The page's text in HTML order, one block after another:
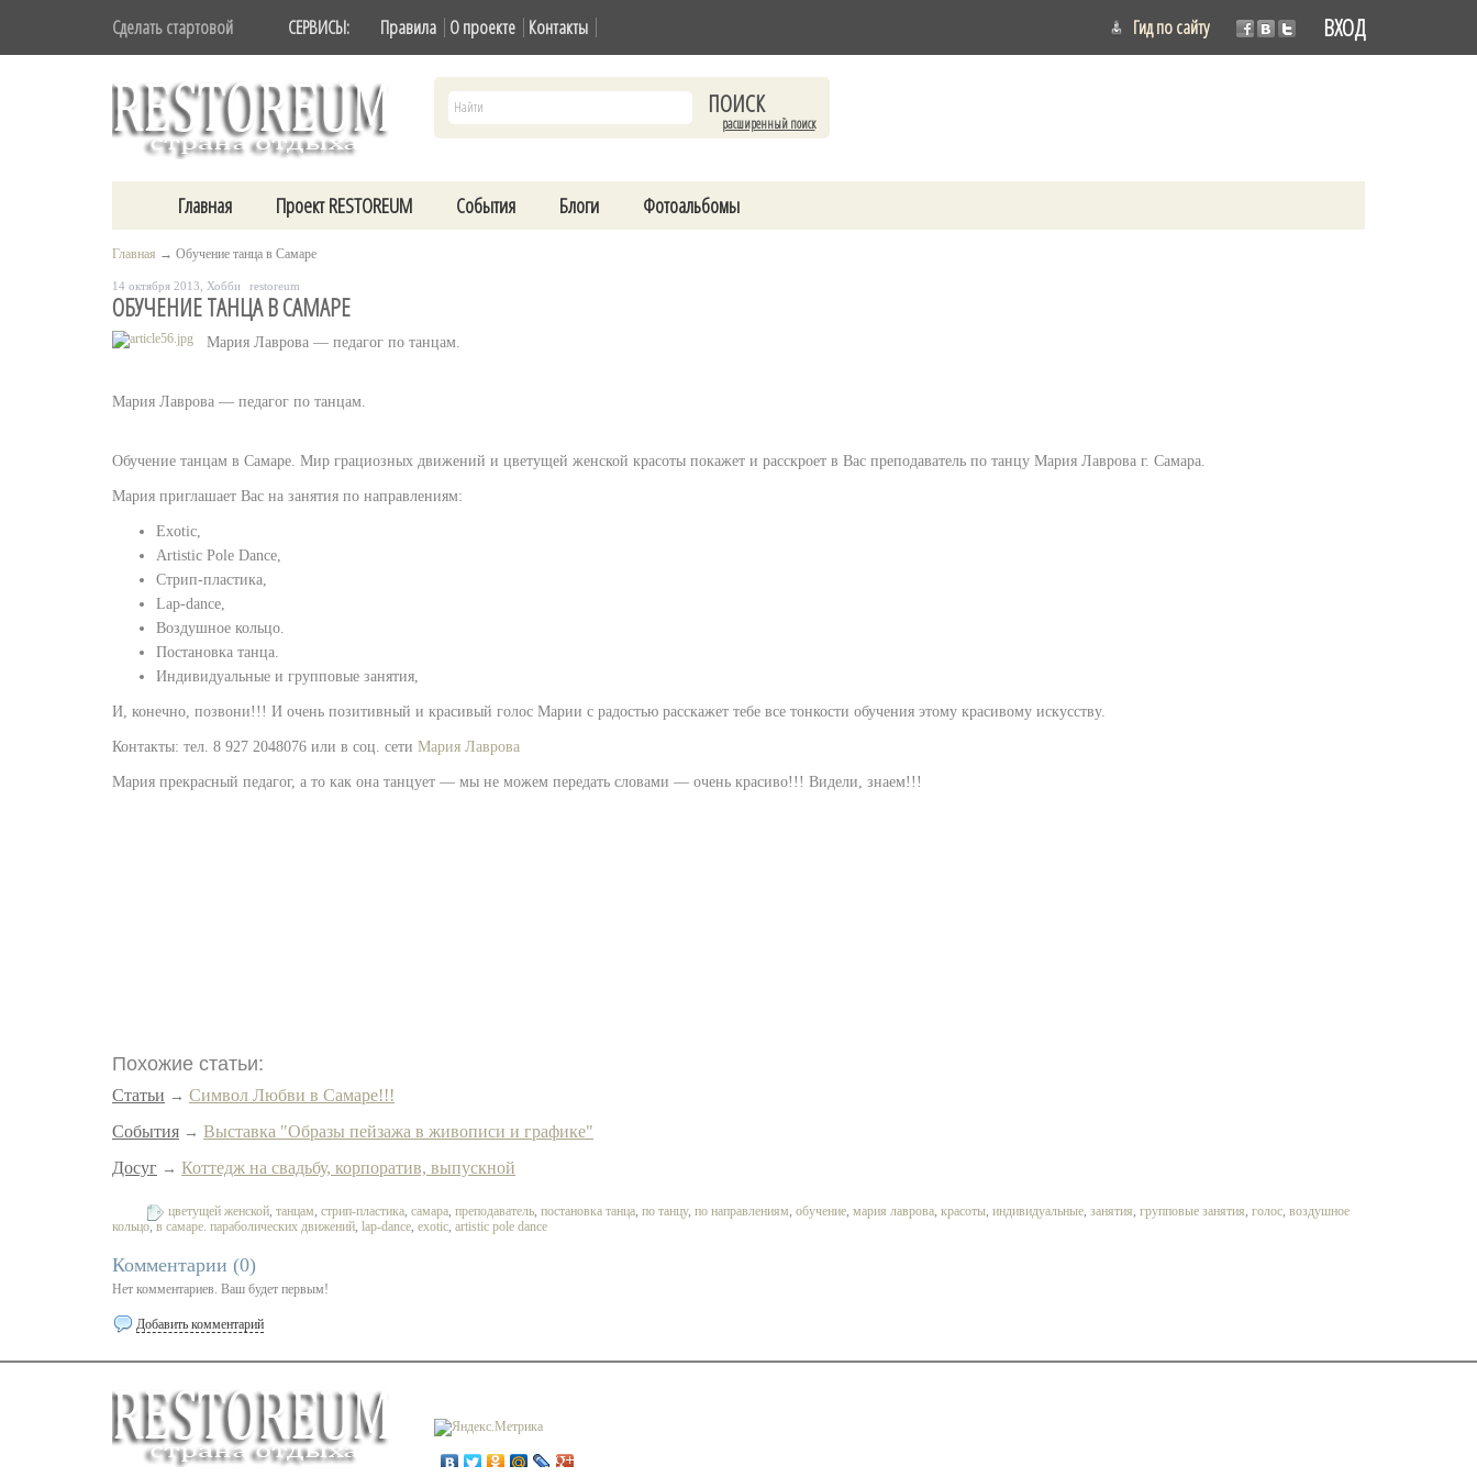
Сделать стартовой ВХОД
Гид по сайту
СЕРВИСЫ: Правила О проекте Контакты
расширенный поиск
Главная Проект RESTOREUM События Блоги Фотоальбомы
Главная → Обучение танца в Самаре
14 октября 2013, Хобби restoreum
ОБУЧЕНИЕ ТАНЦА В САМАРЕ
Мария Лаврова — педагог по танцам.
Мария Лаврова — педагог по танцам.
Обучение танцам в Самаре. Мир грациозных движений и цветущей женской красоты покажет и расскроет в Вас преподаватель по танцу Мария Лаврова г. Самара.
Мария приглашает Вас на занятия по направлениям:
Exotic,
Artistic Pole Dance,
Стрип-пластика,
Lap-dance,
Воздушное кольцо.
Постановка танца.
Индивидуальные и групповые занятия,
И, конечно, позвони!!! И очень позитивный и красивый голос Марии с радостью расскажет тебе все тонкости обучения этому красивому искусству.
Контакты: тел. 8 927 2048076 или в соц. сети Мария Лаврова
Мария прекрасный педагог, а то как она танцует — мы не можем передать словами — очень красиво!!! Видели, знаем!!!
Похожие статьи:
Статьи → Символ Любви в Самаре!!!
События → Выставка "Образы пейзажа в живописи и графике"
Досуг → Коттедж на свадьбу, корпоратив, выпускной
цветущей женской,танцам,стрип-пластика,самара,преподаватель,постановка танца,по танцу,по направлениям,обучение,мария лаврова,красоты,индивидуальные,занятия,групповые занятия,голос,воздушное
кольцо, в самаре. параболических движений, lap-dance, exotic, artistic pole dance
Комментарии (0)
Нет комментариев. Ваш будет первым!
Добавить комментарий